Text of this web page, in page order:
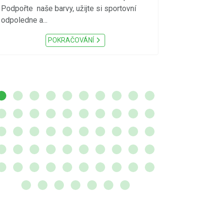
Podpořte naše barvy, užijte si sportovní
odpoledne a...
POKRAČOVÁNÍ